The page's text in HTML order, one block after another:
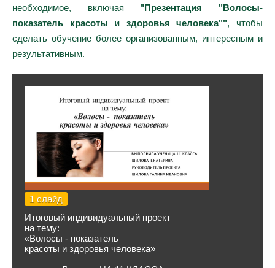
необходимое, включая "Презентация "Волосы-
показатель красоты и здоровья человека"", чтобы
сделать обучение более организованным, интересным и
результативным.
1 слайд
Итоговый индивидуальный проект
на тему:
«Волосы - показатель
красоты и здоровья человека»